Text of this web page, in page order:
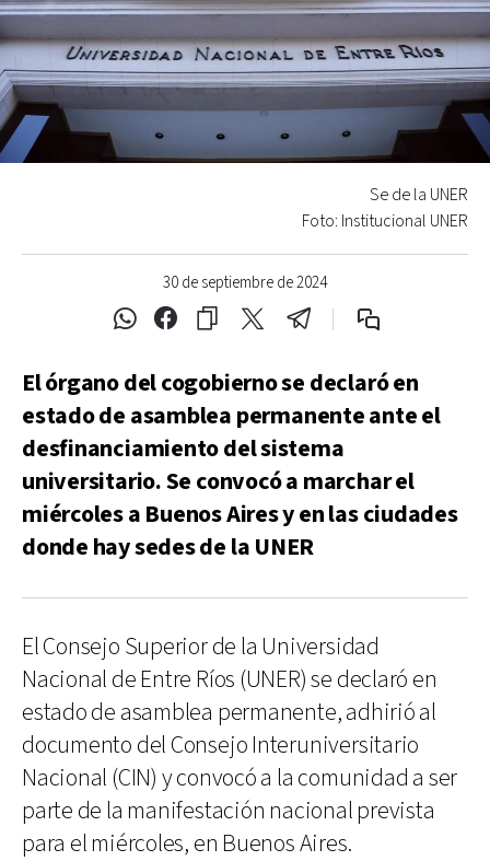
30 de septiembre de 2024
Se de la UNER
Foto: Institucional UNER
El órgano del cogobierno se declaró en
estado de asamblea permanente ante el
desfinanciamiento del sistema
universitario. Se convocó a marchar el
miércoles a Buenos Aires y en las ciudades
donde hay sedes de la UNER
El Consejo Superior de la Universidad
Nacional de Entre Ríos (UNER) se declaró en
estado de asamblea permanente, adhirió al
documento del Consejo Interuniversitario
Nacional (CIN) y convocó a la comunidad a ser
parte de la manifestación nacional prevista
para el miércoles, en Buenos Aires.